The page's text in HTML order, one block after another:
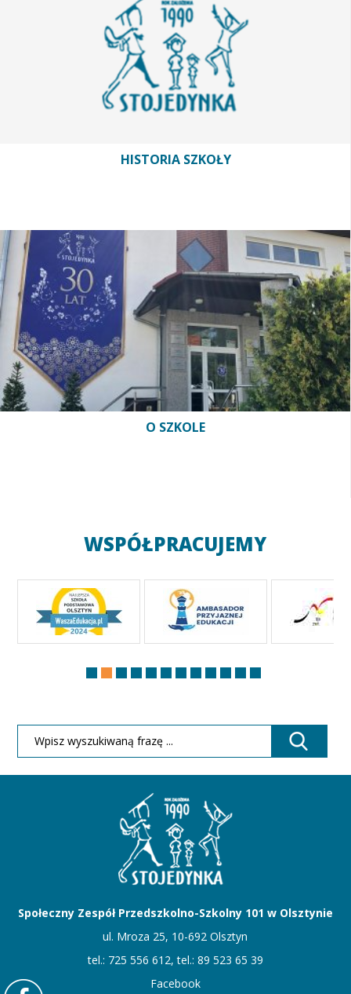
HISTORIA SZKOŁY
O SZKOLE
WSPÓŁPRACUJEMY
Społeczny Zespół Przedszkolno-Szkolny 101 w Olsztynie
ul. Mroza 25, 10-692 Olsztyn
tel.: 725 556 612, tel.: 89 523 65 39
Facebook